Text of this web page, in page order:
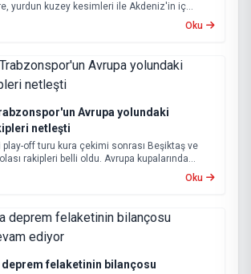
yurdun kuzey kesimleri ile Akdeniz'in iç
sağanak ve gök gürültülü sağanak yağış
Oku
Avrupa yolundaki
netleşti
play-off turu kura çekimi sonrası Beşiktaş ve
rakipleri belli oldu. Avrupa kupalarında
Beşiktaş ve Trabzonspor, grup aşamasına
eşleşmelerle karşı karşıya gelecek.
Oku
felaketinin bilançosu